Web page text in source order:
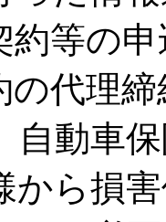
約等の
の代理
自動車
から損